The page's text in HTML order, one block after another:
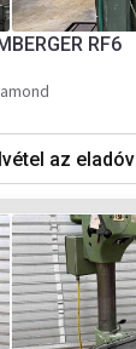
RF6
az